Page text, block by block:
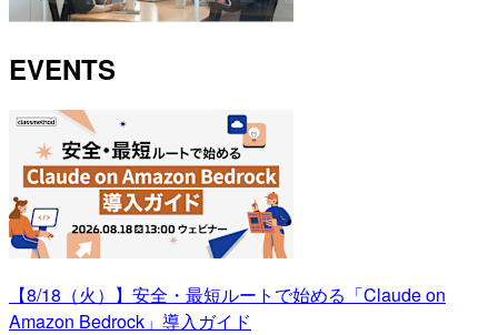
EVENTS
【8/18（火）】安全・最短ルートで始める「Claude on
Amazon Bedrock」導入ガイド